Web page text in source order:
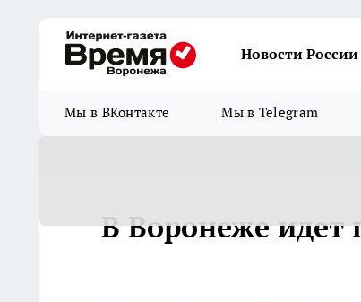
Новости России
Мы в ВКонтакте Мы в Telegram
В Воронеже идет